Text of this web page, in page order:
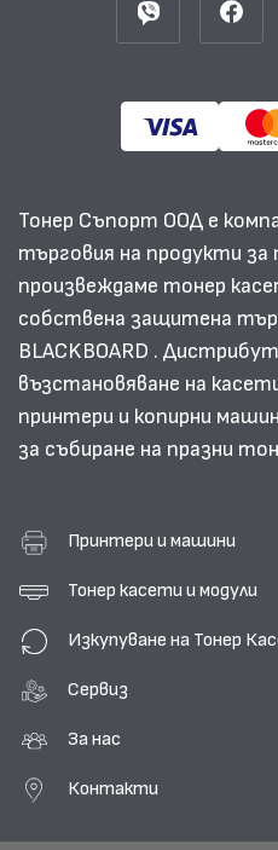
Тонер Съпорт ООД е
търговия на продукти за
произвеждаме тонер
собствена защитена
BLACKBOARD .
възстановяване на
принтери и копирни
за събиране на празни
Принтери и машини
Тонер касети и модули
Изкупуване на Тонер
Сервиз
За нас
Контакти